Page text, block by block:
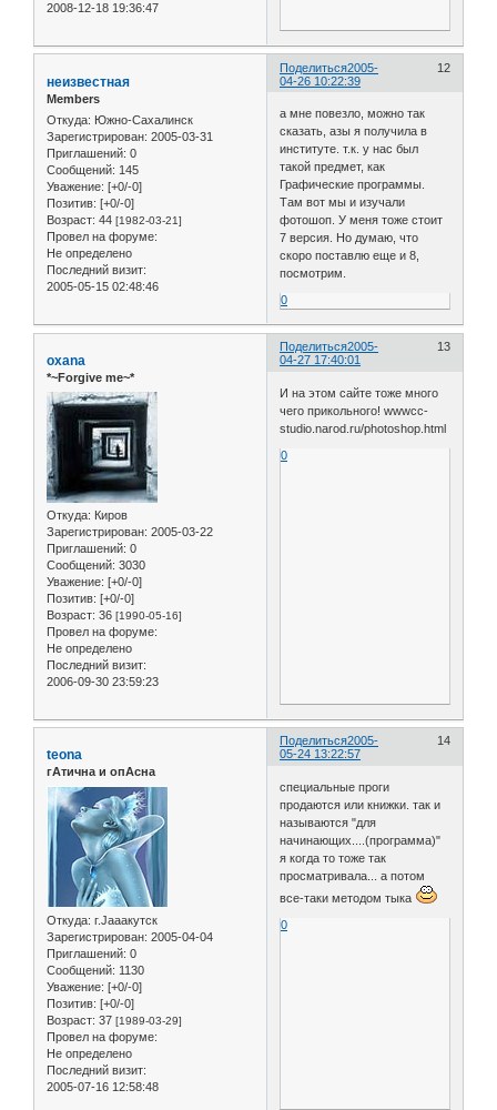
2008-12-18 19:36:47
Поделиться 12
2005-
04-26 10:22:39
неизвестная
Members
Откуда: Южно-Сахалинск
Зарегистрирован: 2005-03-31
Приглашений: 0
Сообщений: 145
Уважение: [+0/-0]
Позитив: [+0/-0]
Возраст: 44 [1982-03-21]
Провел на форуме:
Не определено
Последний визит:
2005-05-15 02:48:46
а мне повезло, можно так
сказать, азы я получила в
институте. т.к. у нас был
такой предмет, как
Графические программы.
Там вот мы и изучали
фотошоп. У меня тоже стоит
7 версия. Но думаю, что
скоро поставлю еще и 8,
посмотрим.
0
Поделиться 13
2005-
04-27 17:40:01
oxana
*~Forgive me~*
Откуда: Киров
Зарегистрирован: 2005-03-22
Приглашений: 0
Сообщений: 3030
Уважение: [+0/-0]
Позитив: [+0/-0]
Возраст: 36 [1990-05-16]
Провел на форуме:
Не определено
Последний визит:
2006-09-30 23:59:23
И на этом сайте тоже много
чего прикольного! wwwcc-
studio.narod.ru/photoshop.html
0
Поделиться 14
2005-
05-24 13:22:57
teona
гАтична и опАсна
Откуда: г.Jaaaкутск
Зарегистрирован: 2005-04-04
Приглашений: 0
Сообщений: 1130
Уважение: [+0/-0]
Позитив: [+0/-0]
Возраст: 37 [1989-03-29]
Провел на форуме:
Не определено
Последний визит:
2005-07-16 12:58:48
специальные проги
продаются или книжки. так и
называются "для
начинающих....(программа)"
я когда то тоже так
просматривала... а потом
все-таки методом тыка
0